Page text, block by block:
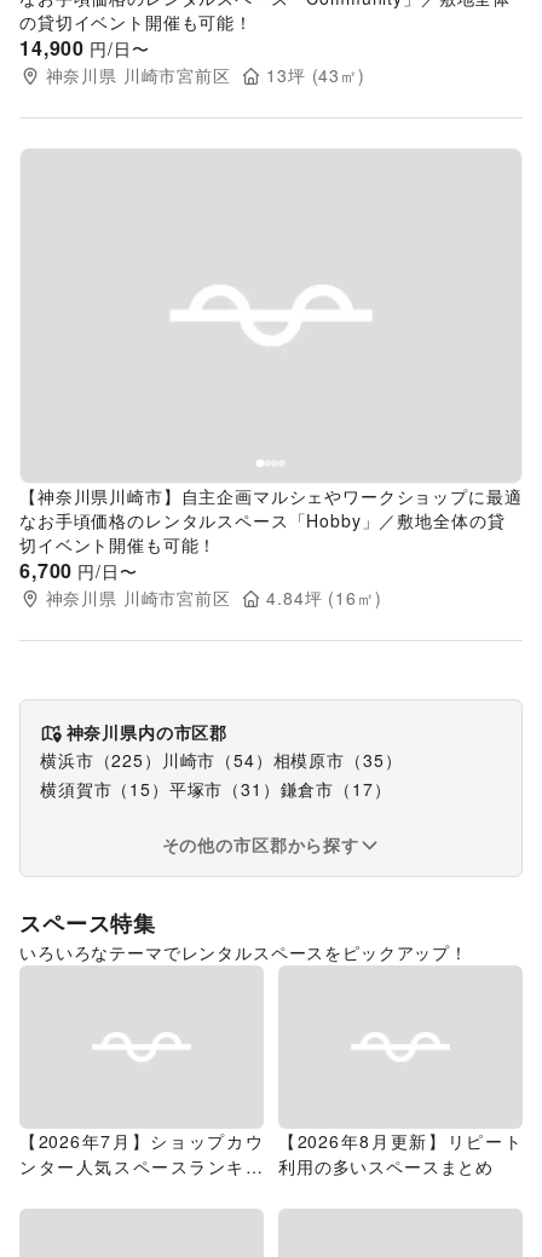
の貸切イベント開催も可能！
14,900 円/日〜
神奈川県 川崎市宮前区 13坪 (43 ㎡)
Previous slide
【神奈川県川崎市】自主企画マルシェやワークショップに最適
なお手頃価格のレンタルスペース「Hobby」／敷地全体の貸
切イベント開催も可能！
6,700 円/日〜
神奈川県 川崎市宮前区 4.84坪 (16 ㎡)
神奈川県内の市区郡
横浜市 （225） 川崎市 （54） 相模原市 （35）
横須賀市 （ 15） 平塚市 （31 ） 鎌倉市 （ 17）
その他の市区郡から探す
スペース特集
いろいろなテーマでレンタルスペースをピックアップ！
【2026年7月】ショップカウ
ンター人気スペースランキン
【2026年8月更新】リピート
利用の多いスペースまとめ